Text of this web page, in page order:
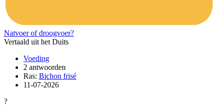
Natvoer of droogvoer?
Vertaald uit het Duits
Voeding
2 antwoorden
Ras: Bichon frisé
11-07-2026
?